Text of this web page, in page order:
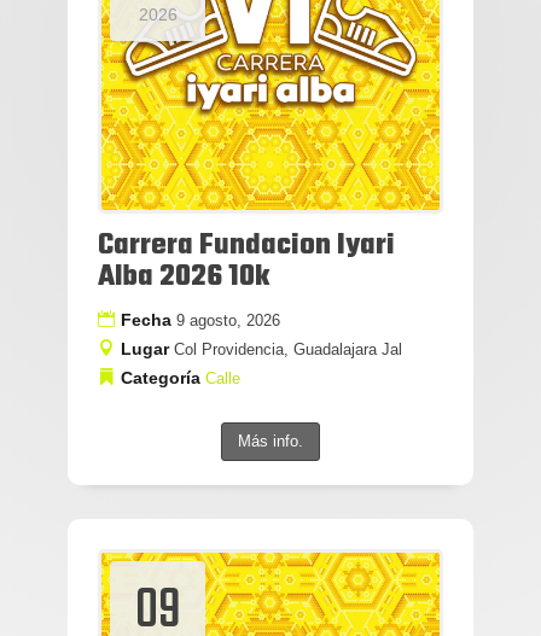
2026
Carrera Fundacion Iyari
Alba 2026 10k
Fecha 9 agosto, 2026
Lugar Col Providencia, Guadalajara Jal
Categoría Calle
Más info.
09